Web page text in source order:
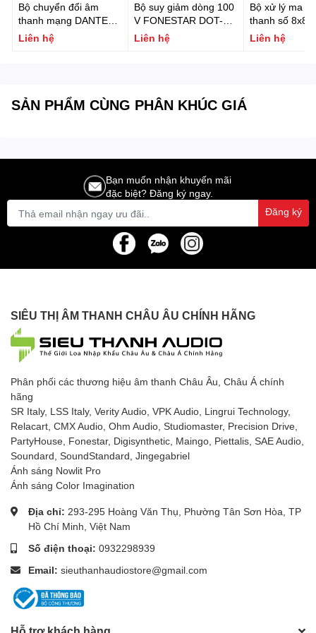
Bộ chuyển đổi âm
thanh mạng DANTE
gắn tường 2 vào 2 ra
(PoE) FONESTAR W-
Liên hệ
Bộ suy giảm dòng 100
V FONESTAR DOT-
30TR
Liên hệ
Bộ xử lý ma
thanh số 8x8
DSP và
FONESTAR
Liên hệ
SẢN PHẨM CÙNG PHÂN KHÚC GIÁ
Bạn muốn nhận khuyến mãi
đặc biệt? Đăng ký ngay.
Đăng ký
SIÊU THỊ ÂM THANH CHÂU ÂU CHÍNH HÃNG
Phân phối các thương hiệu âm thanh Châu Âu, Châu Á chính
hãng
SR Italy, LSS Italy, Verity Audio, VPK Audio, Lingrui Technology,
Relacart, CMX Audio, Ohm Audio, Studiomaster, Precision Drive,
PartyHouse, Fonestar, Digisynthetic, Maingo, Piettalis, SAE Audio,
Soundard, SoundStandard, Jingegabriel
Ánh sáng Nowlit Pro
Ánh sáng Color Imagination
Địa chỉ: 293-295 Hoàng Văn Thụ, Phường Tân Sơn Hòa, TP
Hồ Chí Minh, Việt Nam
Số điện thoại: 0932298939
Email: sieuthanhaudiostore@gmail.com